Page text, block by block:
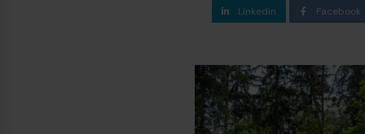
Linkedin Facebook